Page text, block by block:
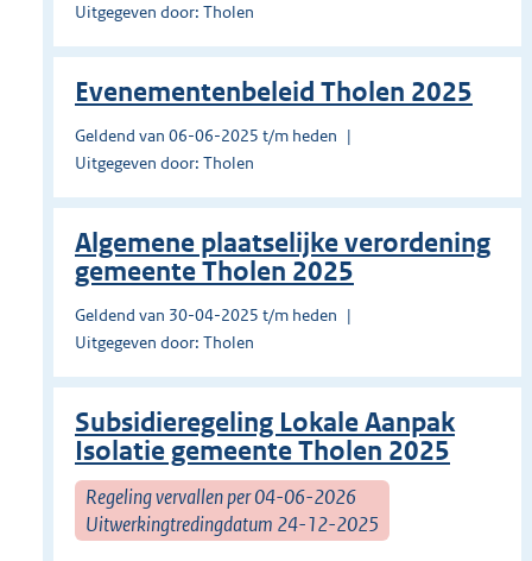
Uitgegeven door: Tholen
Evenementenbeleid Tholen 2025
Geldend van 06-06-2025 t/m heden
Uitgegeven door: Tholen
Algemene plaatselijke verordening
gemeente Tholen 2025
Geldend van 30-04-2025 t/m heden
Uitgegeven door: Tholen
Subsidieregeling Lokale Aanpak
Isolatie gemeente Tholen 2025
Regeling vervallen per 04-06-2026
Uitwerkingtredingdatum 24-12-2025